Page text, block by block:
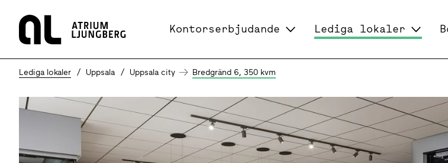
Hem
Kontorserbjudande Lediga lokaler
Lediga lokaler Uppsala Uppsala city Bredgränd 6, 350 kvm